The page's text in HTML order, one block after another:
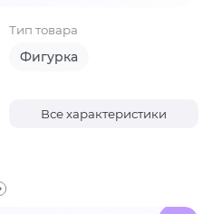
Тип товара
Фигурка
Все характеристики